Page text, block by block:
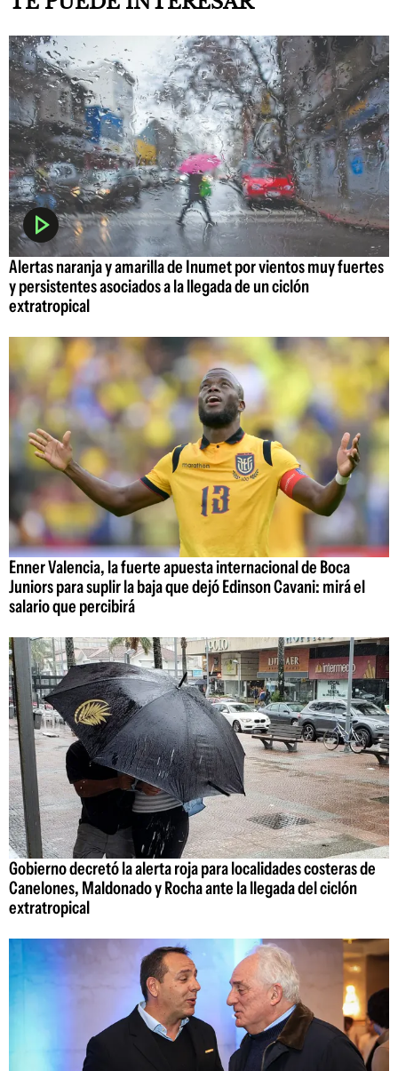
Alertas naranja y amarilla de Inumet por vientos muy fuertes
y persistentes asociados a la llegada de un ciclón
extratropical
Enner Valencia, la fuerte apuesta internacional de Boca
Juniors para suplir la baja que dejó Edinson Cavani: mirá el
salario que percibirá
Gobierno decretó la alerta roja para localidades costeras de
Canelones, Maldonado y Rocha ante la llegada del ciclón
extratropical